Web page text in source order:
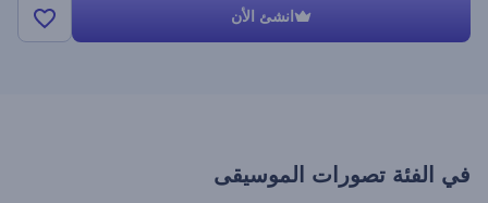
انشئ الأن
في الفئة تصورات الموسيقى